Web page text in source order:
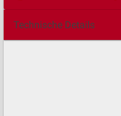
Technische Details